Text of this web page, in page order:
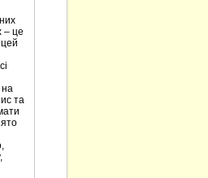
– це
на
та